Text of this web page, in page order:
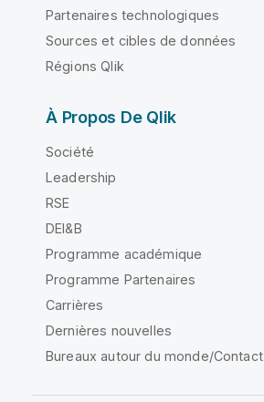
Partenaires technologiques
Sources et cibles de données
Régions Qlik
À Propos De Qlik
Société
Leadership
RSE
DEI&B
Programme académique
Programme Partenaires
Carrières
Dernières nouvelles
Bureaux autour du monde/Contact